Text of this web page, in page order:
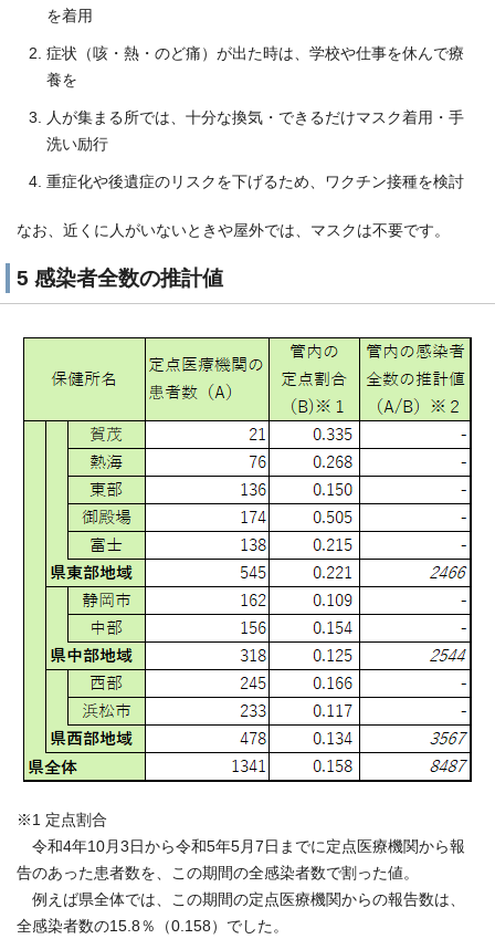
を着用
症状（咳・熱・のど痛）が出た時は、学校や仕事を休んで療
養を
人が集まる所では、十分な換気・できるだけマスク着用・手
洗い励行
重症化や後遺症のリスクを下げるため、ワクチン接種を検討
なお、近くに人がいないときや屋外では、マスクは不要です。
5 感染者全数の推計値
※1 定点割合
令和4年10月3日から令和5年5月7日までに定点医療機関から報
告のあった患者数を、この期間の全感染者数で割った値。
例えば県全体では、この期間の定点医療機関からの報告数は、
全感染者数の15.8％（0.158）でした。